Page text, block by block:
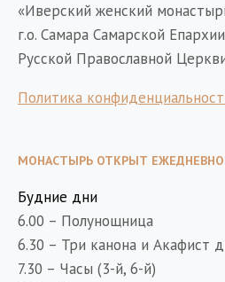
«Иверский женский
г.о. Самара Самарской Епархии
Русской Православной
Политика
МОНАСТЫРЬ ОТКРЫТ ЕЖЕДНЕВНО
Будние дни
6.00 – Полунощница
6.30 – Три канона и Акафист
7.30 – Часы (3-й, 6-й)